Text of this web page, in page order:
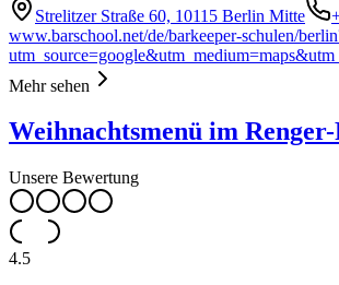
Strelitzer Straße 60, 10115 Berlin Mitte
www.barschool.net/de/barkeeper-schulen/
Mehr sehen
Weihnachtsmenü im Renger-
Unsere Bewertung
4.5